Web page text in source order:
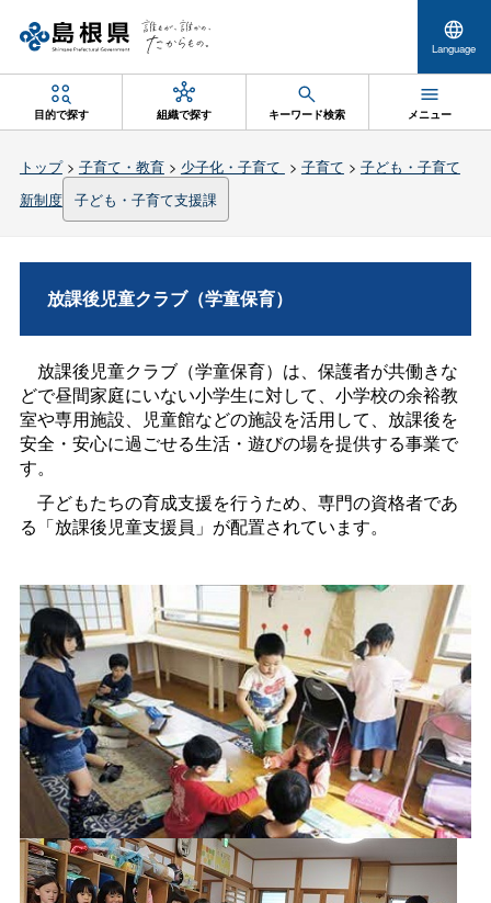
Language
目的で探す 組織で探す キーワード検索 メニュー
トップ> 子育て・教育> 少子化・子育て > 子育て > 子ども・子育て
新制度 子ども・子育て支援課
放課後児童クラブ（学童保育）
放課後児童クラブ（学童保育）は、保護者が共働きな
どで昼間家庭にいない小学生に対して、小学校の余裕教
室や専用施設、児童館などの施設を活用して、放課後を
安全・安心に過ごせる生活・遊びの場を提供する事業で
す。
子どもたちの育成支援を行うため、専門の資格者であ
る「放課後児童支援員」が配置されています。